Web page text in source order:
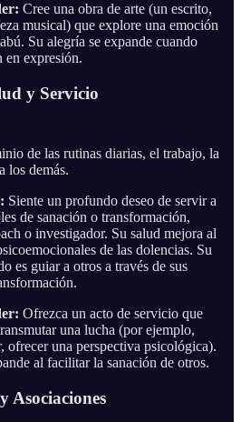
Cree una obra de arte (un escrito,
musical) que explore una emoción
Su alegría se expande cuando
en expresión.
y Servicio
de las rutinas diarias, el trabajo, la
los demás.
Siente un profundo deseo de servir a
de sanación o transformación,
o investigador. Su salud mejora al
de las dolencias. Su
es guiar a otros a través de sus
Ofrezca un acto de servicio que
una lucha (por ejemplo,
ofrecer una perspectiva psicológica).
al facilitar la sanación de otros.
Asociaciones